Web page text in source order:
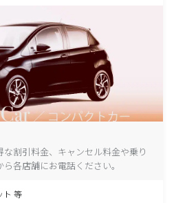
割引料金、キャンセル料金や乗り
各店舗にお電話ください。
ト 等